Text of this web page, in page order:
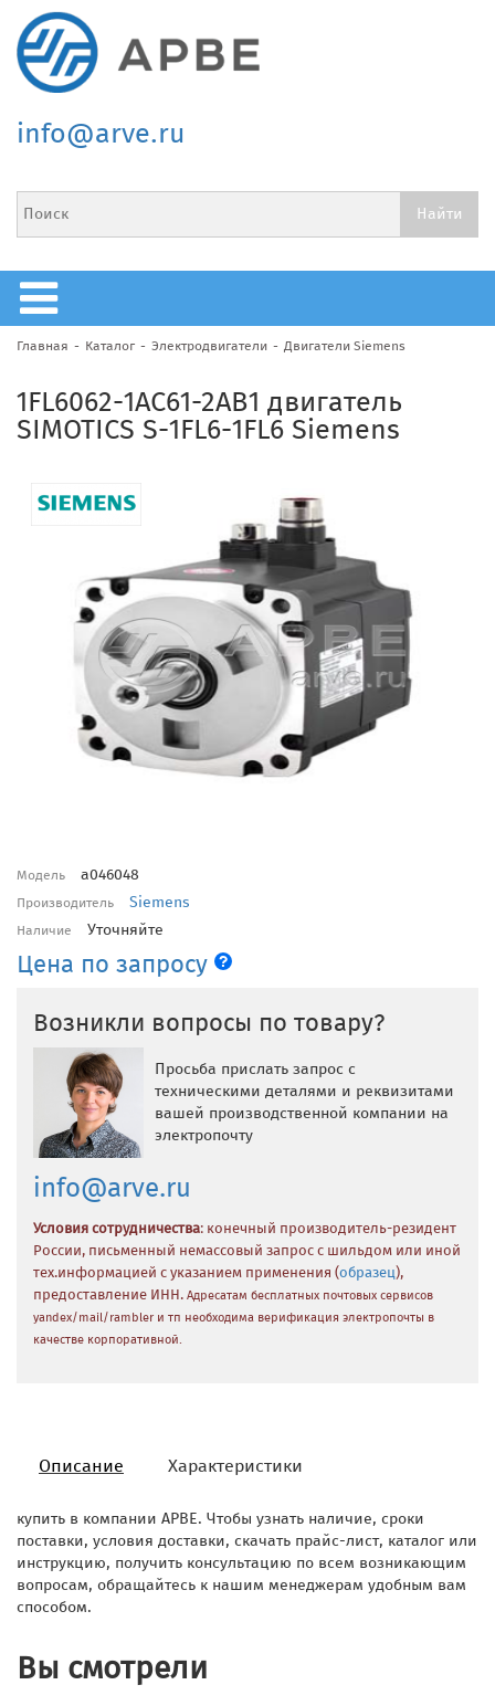
info@arve.ru
Главная Каталог Электродвигатели Двигатели Siemens
1FL6062-1AC61-2AB1 двигатель
SIMOTICS S-1FL6-1FL6 Siemens
Модель a046048
Производитель Siemens
Наличие Уточняйте
Цена по запросу
Возникли вопросы по товару?
Просьба прислать запрос с
техническими деталями и реквизитами
вашей производственной компании на
электропочту
info@arve.ru
Условия сотрудничества: конечный производитель-резидент
России, письменный немассовый запрос с шильдом или иной
тех.информацией с указанием применения (образец),
предоставление ИНН. Адресатам бесплатных почтовых сервисов
yandex/mail/rambler и тп необходима верификация электропочты в
качестве корпоративной.
Описание Характеристики
купить в компании АРВЕ. Чтобы узнать наличие, сроки
поставки, условия доставки, скачать прайс-лист, каталог или
инструкцию, получить консультацию по всем возникающим
вопросам, обращайтесь к нашим менеджерам удобным вам
способом.
Вы смотрели